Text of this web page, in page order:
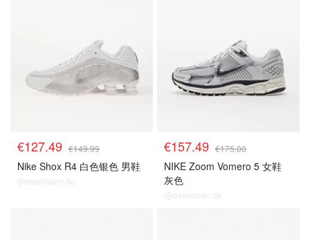
€127.49 €149.99
Nike Shox R4 白色银色 男鞋
@dealmoon.de
€157.49 €175.00
NIKE Zoom Vomero 5 女鞋
灰色
@dealmoon.de